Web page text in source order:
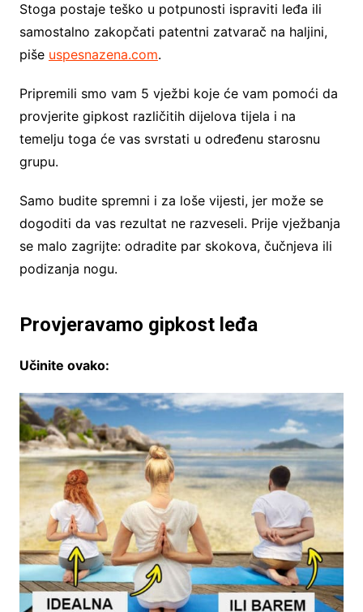
Stoga postaje teško u potpunosti ispraviti leđa ili
samostalno zakopčati patentni zatvarač na haljini,
piše uspesnazena.com.
Pripremili smo vam 5 vježbi koje će vam pomoći da
provjerite gipkost različitih dijelova tijela i na
temelju toga će vas svrstati u određenu starosnu
grupu.
Samo budite spremni i za loše vijesti, jer može se
dogoditi da vas rezultat ne razveseli. Prije vježbanja
se malo zagrijte: odradite par skokova, čučnjeva ili
podizanja nogu.
Provjeravamo gipkost leđa
Učinite ovako: